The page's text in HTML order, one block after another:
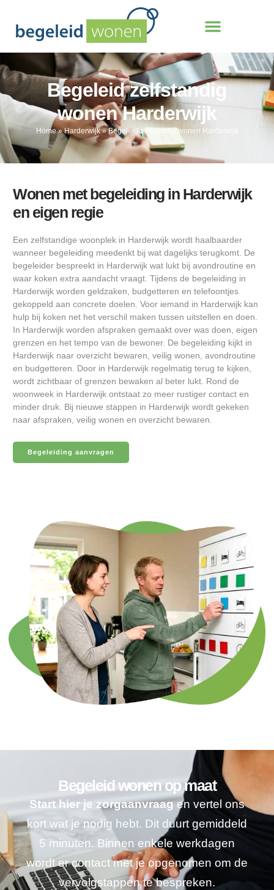
Begeleid zelfstandig
wonen Harderwijk
Home»Harderwijk»Begeleid zelfstandig wonen Harderwijk
Wonen met begeleiding in Harderwijk
en eigen regie
Een zelfstandige woonplek in Harderwijk wordt haalbaarder
wanneer begeleiding meedenkt bij wat dagelijks terugkomt. De
begeleider bespreekt in Harderwijk wat lukt bij avondroutine en
waar koken extra aandacht vraagt. Tijdens de begeleiding in
Harderwijk worden geldzaken, budgetteren en telefoontjes
gekoppeld aan concrete doelen. Voor iemand in Harderwijk kan
hulp bij koken net het verschil maken tussen uitstellen en doen.
In Harderwijk worden afspraken gemaakt over was doen, eigen
grenzen en het tempo van de bewoner. De begeleiding kijkt in
Harderwijk naar overzicht bewaren, veilig wonen, avondroutine
en budgetteren. Door in Harderwijk regelmatig terug te kijken,
wordt zichtbaar of grenzen bewaken al beter lukt. Rond de
woonweek in Harderwijk ontstaat zo meer rustiger contact en
minder druk. Bij nieuwe stappen in Harderwijk wordt gekeken
naar afspraken, veilig wonen en overzicht bewaren.
Begeleiding aanvragen
Begeleid wonen op maat
Start hier je zorgaanvraagen vertel ons
kort wat je nodig hebt. Dit duurt gemiddeld
5 minuten. Binnen enkele werkdagen
wordt er contact met je opgenomen om de
vervolgstappen te bespreken.